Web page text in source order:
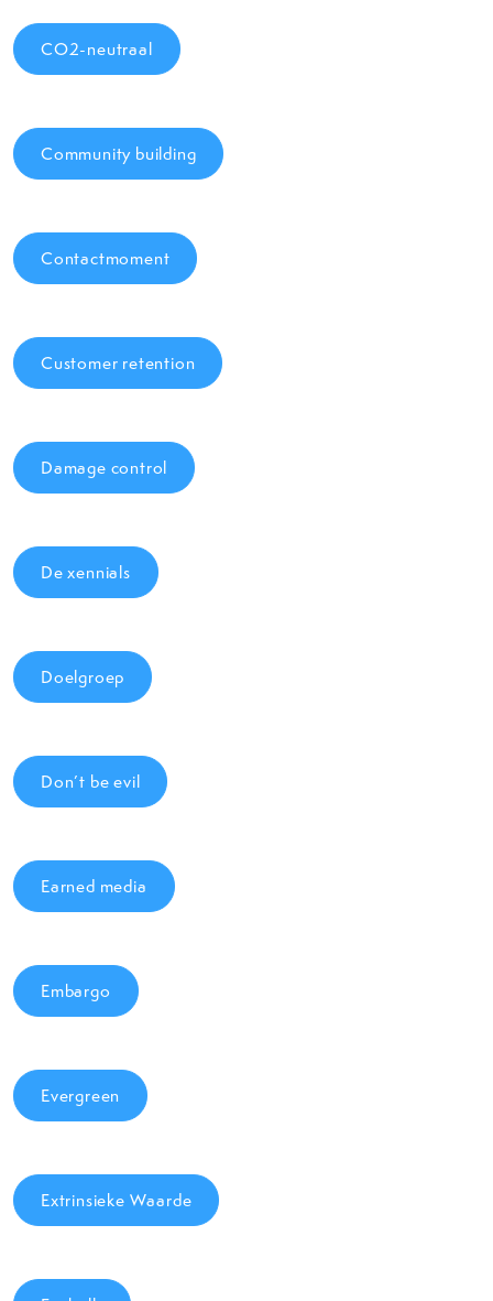
CO2-neutraal
Community building
Contactmoment
Customer retention
Damage control
De xennials
Doelgroep
Don’t be evil
Earned media
Embargo
Evergreen
Extrinsieke Waarde